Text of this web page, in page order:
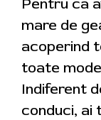
Pentru ca
mare de
acoperind
toate
Indiferent
conduci,